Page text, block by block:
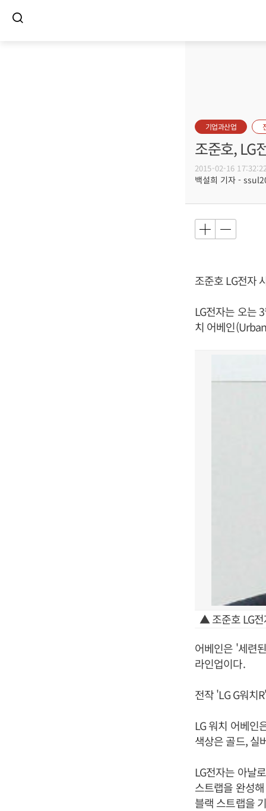
기업과산업
조준호, LG
2015-02-16
백설희 기자 -
조준호 LG전자
LG전자는 오는
치 어베인
▲ 조준호 LG전
어베인은 '세련
라인업이다.
전작 'LG G워치
LG 워치 어베인
색상은 골드, 실
LG전자는 아날
스트랩을 완성
블랙 스트랩을